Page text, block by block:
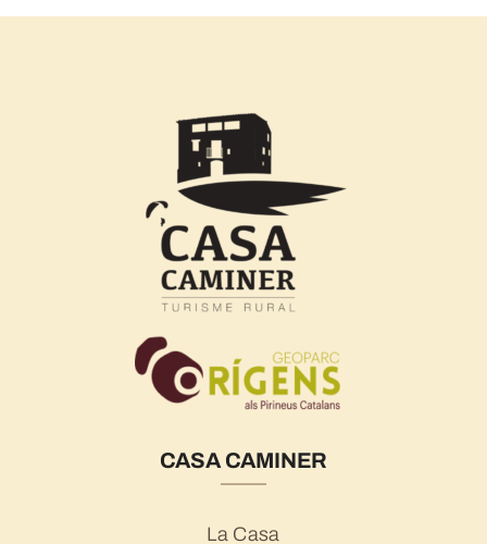
CASA CAMINER
La Casa